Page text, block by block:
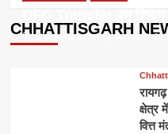
CHHATTISGARH
Simran Pangare August 8,
क्षेत्र
वित्त